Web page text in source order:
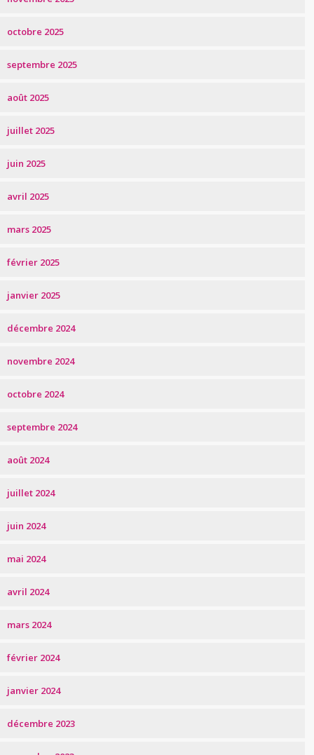
octobre 2025
septembre 2025
août 2025
juillet 2025
juin 2025
avril 2025
mars 2025
février 2025
janvier 2025
décembre 2024
novembre 2024
octobre 2024
septembre 2024
août 2024
juillet 2024
juin 2024
mai 2024
avril 2024
mars 2024
février 2024
janvier 2024
décembre 2023